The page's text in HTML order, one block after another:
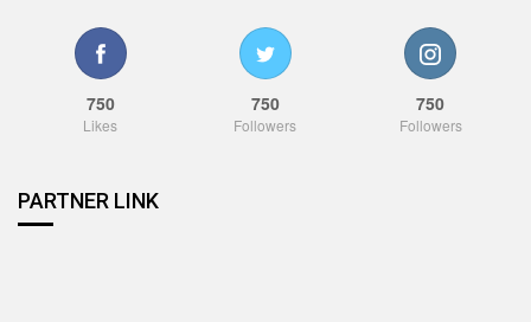
750
Likes
750
Followers
750
Followers
PARTNER LINK